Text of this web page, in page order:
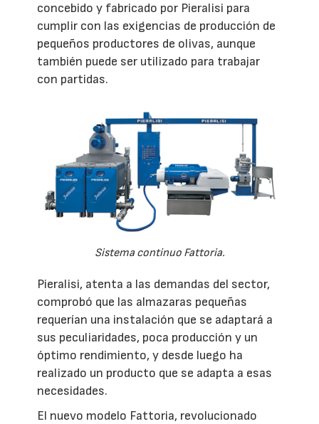
concebido y fabricado por Pieralisi para
cumplir con las exigencias de producción de
pequeños productores de olivas, aunque
también puede ser utilizado para trabajar
con partidas.
Sistema continuo Fattoria.
Pieralisi, atenta a las demandas del sector,
comprobó que las almazaras pequeñas
requerían una instalación que se adaptará a
sus peculiaridades, poca producción y un
óptimo rendimiento, y desde luego ha
realizado un producto que se adapta a esas
necesidades.
El nuevo modelo Fattoria, revolucionado